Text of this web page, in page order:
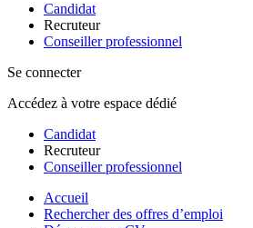
Candidat
Recruteur
Conseiller professionnel
Se connecter
Accédez à votre espace dédié
Candidat
Recruteur
Conseiller professionnel
Accueil
Rechercher des offres d’emploi